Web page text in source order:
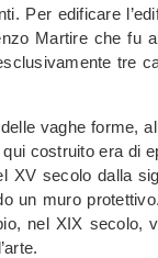
Per edificare
Martire che fu
tre
vaghe forme,
costruito era di
XV secolo dalla
un muro
nel XIX secolo,